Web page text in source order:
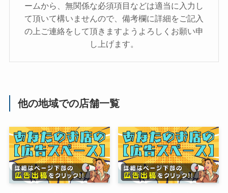
ームから、無関係な必須項目などは適当に入力し
て頂いて構いませんので、備考欄に詳細をご記入
の上ご連絡をして頂きますようよろしくお願い申
し上げます。
他の地域での店舗一覧